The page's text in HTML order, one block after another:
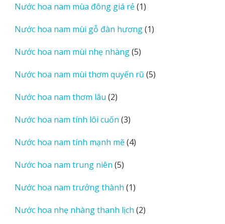
phẩm
Nước hoa nam mùa đông giá rẻ 11
phẩm
Nước hoa nam mùi gỗ đàn hương 11
Nước hoa nam mùi nhẹ nhàng 55
phẩm
Nước hoa nam mùi thơm quyến rũ 55
Nước hoa nam thơm lâu 22
phẩm
Nước hoa nam tính lôi cuốn 33
phẩm
Nước hoa nam tính mạnh mẽ 44
Nước hoa nam trung niên 55
phẩm
Nước hoa nam trưởng thành 11
phẩm
Nước hoa nhẹ nhàng thanh lịch 22